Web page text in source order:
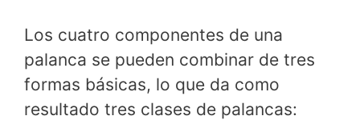
Los cuatro componentes de una
palanca se pueden combinar de tres
formas básicas, lo que da como
resultado tres clases de palancas: